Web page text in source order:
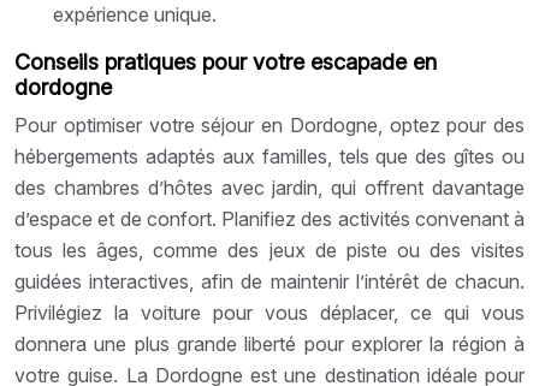
expérience unique.
Conseils pratiques pour votre escapade en
dordogne
Pour optimiser votre séjour en Dordogne, optez pour des
hébergements adaptés aux familles, tels que des gîtes ou
des chambres d’hôtes avec jardin, qui offrent davantage
d’espace et de confort. Planifiez des activités convenant à
tous les âges, comme des jeux de piste ou des visites
guidées interactives, afin de maintenir l’intérêt de chacun.
Privilégiez la voiture pour vous déplacer, ce qui vous
donnera une plus grande liberté pour explorer la région à
votre guise. La Dordogne est une destination idéale pour